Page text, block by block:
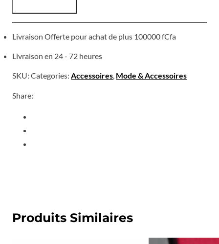
Livraison Offerte pour achat de plus 100000 fCfa
Livraison en 24 - 72 heures
SKU:Categories:Accessoires, Mode & Accessoires
Share:
Produits Similaires